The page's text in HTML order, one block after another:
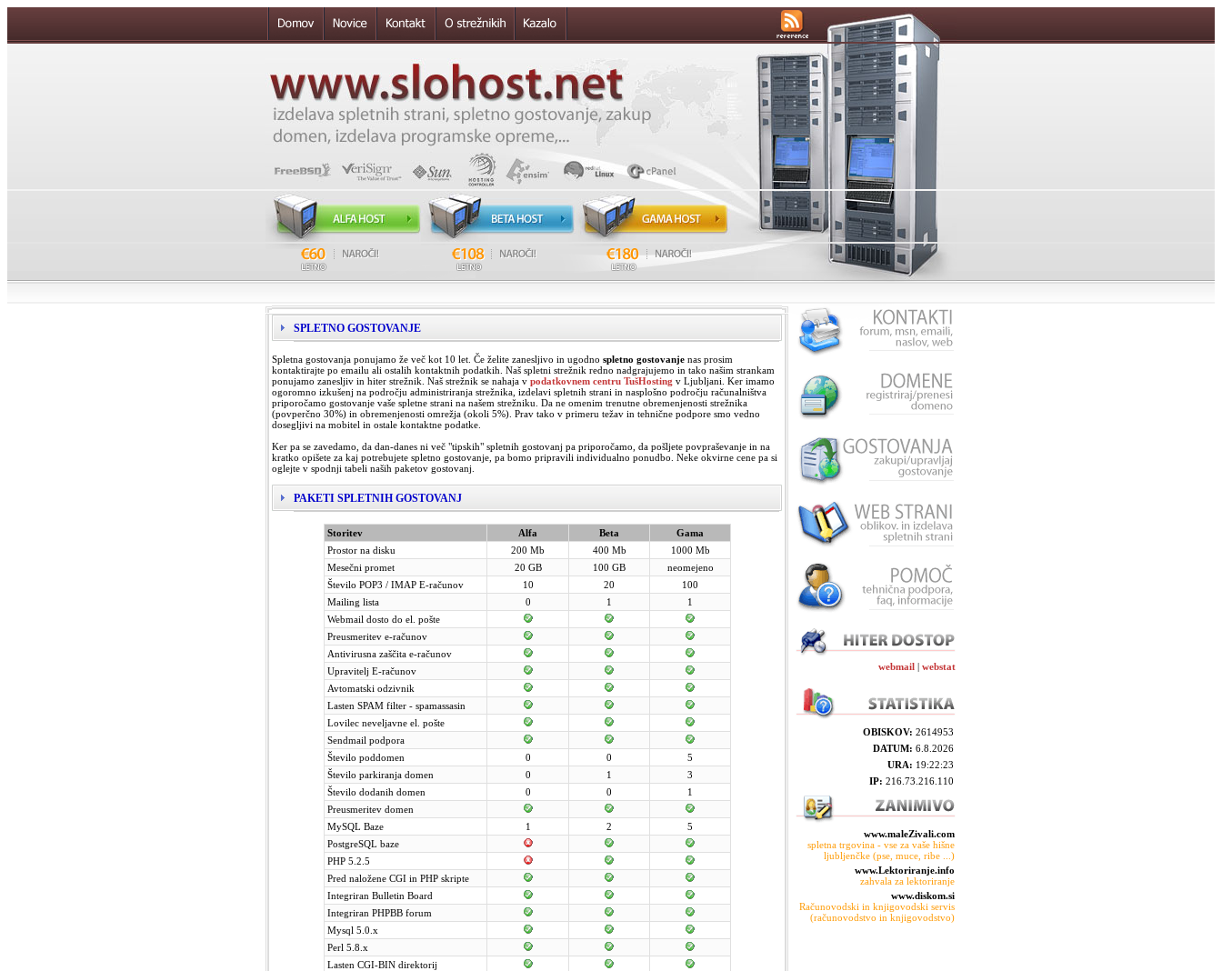
SPLETNO GOSTOVANJE
Spletna gostovanja ponujamo že več kot 10 let. Če želite zanesljivo in ugodno spletno gostovanje nas prosim
kontaktirajte po emailu ali ostalih kontaktnih podatkih. Naš spletni strežnik redno nadgrajujemo in tako našim strankam
ponujamo zanesljiv in hiter strežnik. Naš strežnik se nahaja v podatkovnem centru TušHosting v Ljubljani. Ker imamo
ogoromno izkušenj na področju administriranja strežnika, izdelavi spletnih strani in nasplošno področju računalništva
priporočamo gostovanje vaše spletne strani na našem strežniku. Da ne omenim trenutne obremenjenosti strežnika
(povperčno 30%) in obremenjenosti omrežja (okoli 5%). Prav tako v primeru težav in tehnične podpore smo vedno
dosegljivi na mobitel in ostale kontaktne podatke.
Ker pa se zavedamo, da dan-danes ni več "tipskih" spletnih gostovanj pa priporočamo, da pošljete povpraševanje in na
kratko opišete za kaj potrebujete spletno gostovanje, pa bomo pripravili individualno ponudbo. Neke okvirne cene pa si
oglejte v spodnji tabeli naših paketov gostovanj.
PAKETI SPLETNIH GOSTOVANJ
Storitev Alfa Beta
Gama
Prostor na disku
200 Mb 400 Mb
1000 Mb
Mesečni promet
20 GB 100 GB
neomejeno
Število POP3 / IMAP E-računov
10 20
100
Mailing lista
0 1
1
Webmail dosto do el. pošte
Preusmeritev e-računov
Antivirusna zaščita e-računov
Upravitelj E-računov
Avtomatski odzivnik
Lasten SPAM filter - spamassasin
Lovilec neveljavne el. pošte
Sendmail podpora
Število poddomen
0 0
5
Število parkiranja domen
0 1
3
Število dodanih domen
0 0
1
Preusmeritev domen
MySQL Baze
1 2
5
PostgreSQL baze
PHP 5.2.5
Pred naložene CGI in PHP skripte
Integriran Bulletin Board
Integriran PHPBB forum
Mysql 5.0.x
Perl 5.8.x
Lasten CGI-BIN direktorij
webmail | webstat
OBISKOV: 2614953
DATUM: 6.8.2026
URA: 19:22:23
IP: 216.73.216.110
www.maleZivali.com
spletna trgovina - vse za vaše hišne
ljubljenčke (pse, muce, ribe ...)
www.Lektoriranje.info
zahvala za lektoriranje
www.diskom.si
Računovodski in knjigovodski servis
(računovodstvo in knjigovodstvo)